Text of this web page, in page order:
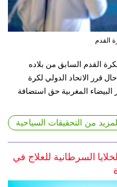
القدم
القدم السابق من بلاده
من استضافة كأس العالم 2030 في حال قرر الاتحاد الدولي لكرة
المغربية حق استضافة
المزيد من التحقيقات السياحية
السرطانية للعلاج في